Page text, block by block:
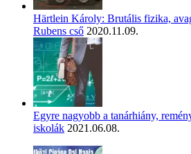
Härtlein Károly: Brutális fizika,
Rubens cső 2020.11.09.
Egyre nagyobb a tanárhiány,
iskolák 2021.06.08.